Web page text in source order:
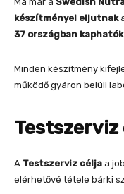
készítményei eljutnak
37 országban kaphatók.
Minden készítmény
működő gyáron belüli
Testszerviz
A Testszerviz célja a
elérhetővé tétele bárki